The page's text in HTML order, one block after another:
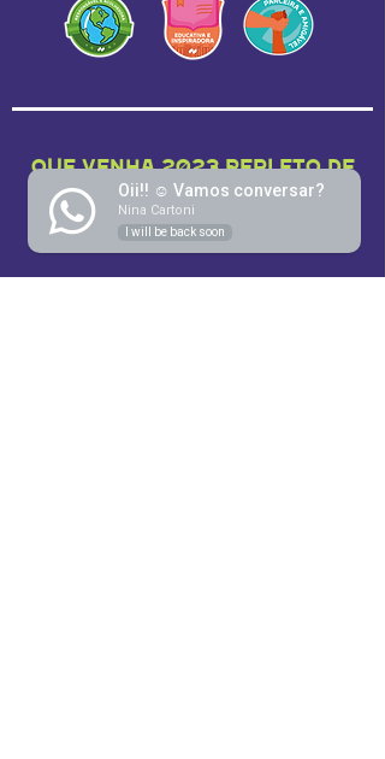
Que venha 2023 REPLETO DE
muitas realizações e
sucesso!
Oii!! ☺️ Vamos conversar?
Nina Cartoni
I will be back soon